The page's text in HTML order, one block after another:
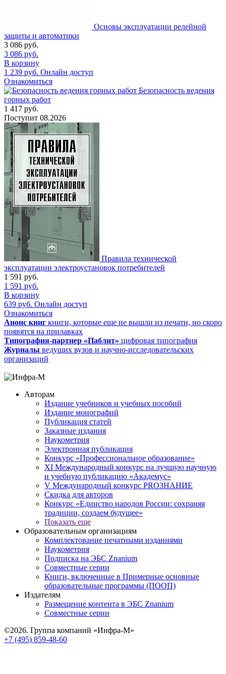
Основы эксплуатации релейной
защиты и автоматики
3 086 руб.
3 086 руб.
В корзину
1 239 руб. Онлайн доступ
Ознакомиться
Безопасность ведения
горных работ
1 417 руб.
Поступит 08.2026
Правила технической
эксплуатации электроустановок потребителей
1 591 руб.
1 591 руб.
В корзину
639 руб. Онлайн доступ
Ознакомиться
Анонс книг книги, которые еще не вышли из печати, но скоро
появятся на прилавках
Типография-партнер «Паблит» цифровая типография
Журналы ведущих вузов и научно-исследовательских
организаций
Авторам
Издание учебников и учебных пособий
Издание монографий
Публикация статей
Заказные издания
Наукометрия
Электронная публикация
Конкурс «Профессиональное образование»
XI Международный конкурс на лучшую научную
и учебную публикацию «Академус»
V Международный конкурс PROЗНАНИЕ
Скидка для авторов
Конкурс «Единство народов России: сохраняя
традиции, создаем будущее»
Показать еще
Образовательным организациям
Комплектование печатными изданиями
Наукометрия
Подписка на ЭБС Znanium
Совместные серии
Книги, включенные в Примерные основные
образовательные программы (ПООП)
Издателям
Размещение контента в ЭБС Znanium
Совместные серии
©2026. Группа компаний «Инфра-М»
+7 (495) 859-48-60